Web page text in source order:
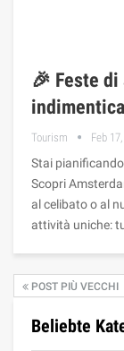
🎉 Feste
Tourism Feb
Stai
Scopri
al celibato o al
attività uniche:
POST PIÙ VECCHI
Beliebte